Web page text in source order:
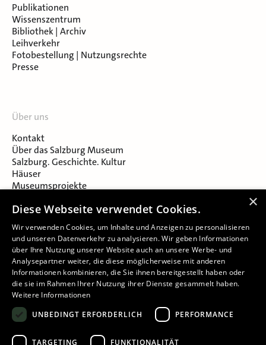
Publikationen
Wissenszentrum
Bibliothek | Archiv
Leihverkehr
Fotobestellung | Nutzungsrechte
Presse
Über uns
Kontakt
Über das Salzburg Museum
Salzburg. Geschichte. Kultur
Häuser
Museumsprojekte
Museumsverein Celtic Heritage
Impressum
Datenschutz
Barrierefreiheitserklärung
×
Diese Webseite verwendet Cookies.
Wir verwenden Cookies, um Inhalte und Anzeigen zu personalisieren
und unseren Datenverkehr zu analysieren. Wir geben Informationen
über Ihre Nutzung unserer Website auch an unsere Werbe- und
Analysepartner weiter, die diese möglicherweise mit anderen
Informationen kombinieren, die Sie ihnen bereitgestellt haben oder
die sie im Rahmen Ihrer Nutzung ihrer Dienste gesammelt haben.
Weitere Informationen
UNBEDINGT ERFORDERLICH
PERFORMANCE
TARGETING FUNKTIONALITÄT